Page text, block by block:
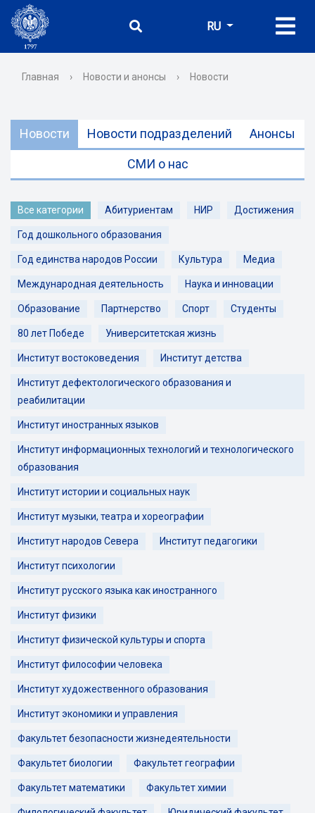
RU
Главная › Новости и анонсы › Новости
Новости Новости подразделений Анонсы
СМИ о нас
Все категории Абитуриентам НИР Достижения
Год дошкольного образования
Год единства народов России Культура Медиа
Международная деятельность Наука и инновации
Образование Партнерство Спорт Студенты
80 лет Победе Университетская жизнь
Институт востоковедения Институт детства
Институт дефектологического образования и
реабилитации
Институт иностранных языков
Институт информационных технологий и технологического
образования
Институт истории и социальных наук
Институт музыки, театра и хореографии
Институт народов Севера Институт педагогики
Институт психологии
Институт русского языка как иностранного
Институт физики
Институт физической культуры и спорта
Институт философии человека
Институт художественного образования
Институт экономики и управления
Факультет безопасности жизнедеятельности
Факультет биологии Факультет географии
Факультет математики Факультет химии